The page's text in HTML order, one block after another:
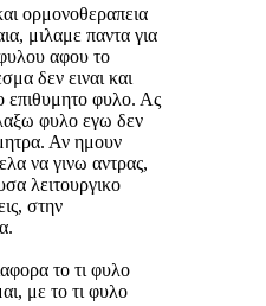
ορμονοθεραπεια
μιλαμε παντα για
αφου το
δεν ειναι και
επιθυμητο φυλο. Ας
φυλο εγω δεν
Αν ημουν
να γινω αντρας,
λειτουργικο
στην
το τι φυλο
με το τι φυλο